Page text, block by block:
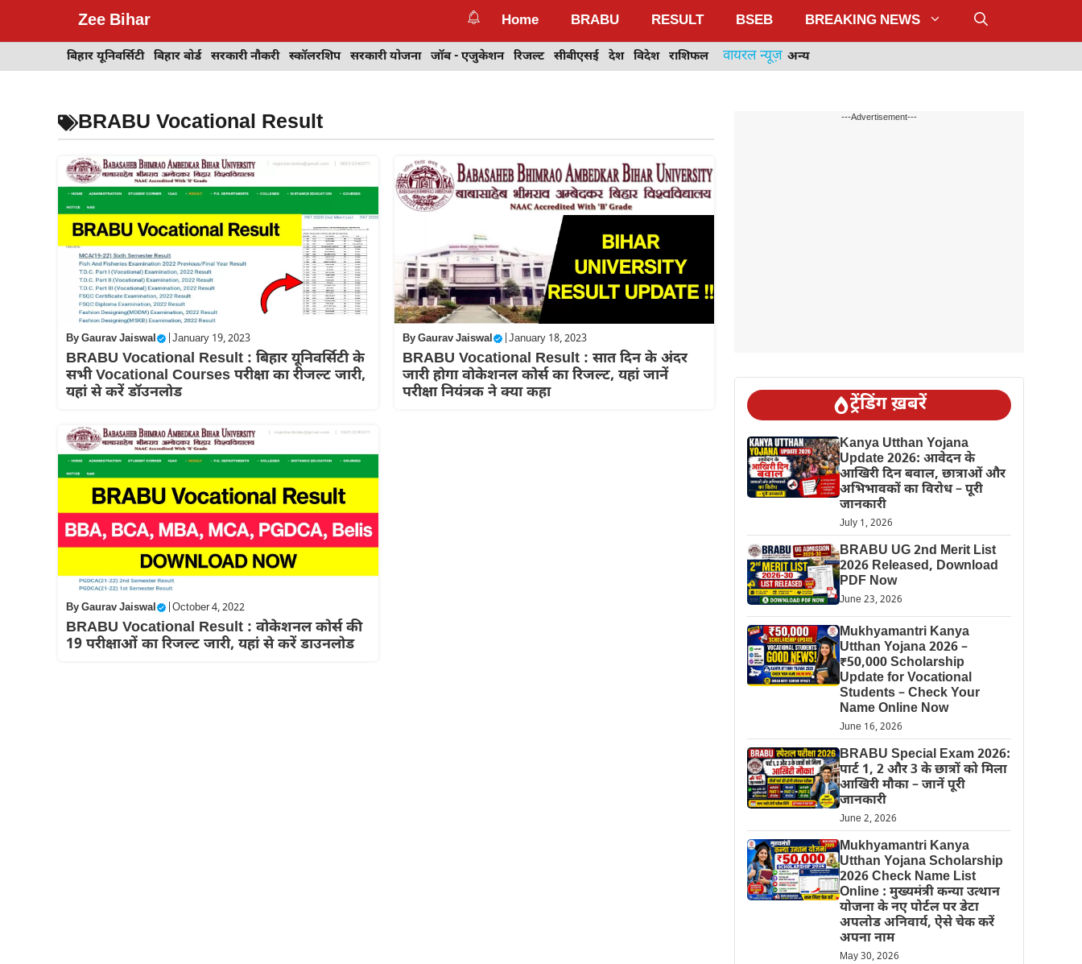
Zee Bihar Home BRABU RESULT BSEB BREAKING NEWS
बिहार यूनिवर्सिटी बिहार बोर्ड सरकारी नौकरी स्कॉलरशिप सरकारी योजना जॉब - एजुकेशन रिजल्ट सीबीएसई देश विदेश राशिफल वायरल न्यूज़ अन्य
BRABU Vocational Result
ByGaurav Jaiswal January 19, 2023
BRABU Vocational Result : बिहार यूनिवर्सिटी के
सभी Vocational Courses परीक्षा का रीजल्ट जारी,
यहां से करें डॉउनलोड
ByGaurav Jaiswal | January 18, 2023
BRABU Vocational Result : सात दिन के अंदर
जारी होगा वोकेशनल कोर्स का रिजल्ट, यहां जानें
परीक्षा नियंत्रक ने क्या कहा
ByGaurav Jaiswal October 4, 2022
BRABU Vocational Result : वोकेशनल कोर्स की
19 परीक्षाओं का रिजल्ट जारी, यहां से करें डाउनलोड
---Advertisement---
ट्रेंडिंग ख़बरें
Kanya Utthan Yojana
Update 2026: आवेदन के
आखिरी दिन बवाल, छात्राओं और
अभिभावकों का विरोध – पूरी
जानकारी
July 1, 2026
BRABU UG 2nd Merit List
2026 Released, Download
PDF Now
June 23, 2026
Mukhyamantri Kanya
Utthan Yojana 2026 –
₹50,000 Scholarship
Update for Vocational
Students – Check Your
Name Online Now
June 16, 2026
BRABU Special Exam 2026:
पार्ट 1, 2 और 3 के छात्रों को मिला
आखिरी मौका – जानें पूरी
जानकारी
June 2, 2026
Mukhyamantri Kanya
Utthan Yojana Scholarship
2026 Check Name List
Online : मुख्यमंत्री कन्या उत्थान
योजना के नए पोर्टल पर डेटा
अपलोड अनिवार्य, ऐसे चेक करें
अपना नाम
May 30, 2026